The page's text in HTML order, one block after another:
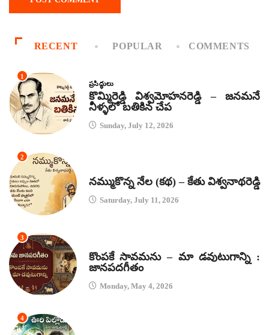
RECENT POPULAR COMMENTS
1
ప్రసిద్ధులు
కొమ్మిరెడ్డి విశ్వమోహనరెడ్డి – జనమనే
నీళ్ళలో బతికిన చేప
Sunday, July 12, 2026
2
నమ్ముకొన్న నేల (కథ) – కేతు విశ్వనాథరెడ్డి
Saturday, July 11, 2026
3
కొంపకే సావమను – మా డవుటుగాన్ని :
జానపదగీతం
Monday, May 4, 2026
4